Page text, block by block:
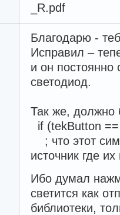
_R.pdf
Благодарю -
Исправил –
и он постоянно
светодиод.
Так же, должно
if (tekButton
; что этот
источник где
Ибо думал
светится как
библиотеки,